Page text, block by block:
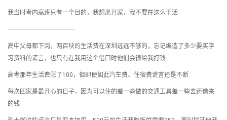
我当时考内高班只有一个目的，我想离开家，我不要在这么干活
——————————————–
高中父母都下岗，两百块的生活费在深圳远远不够的，忘记编造了多少要买学
习资料的谎言，也只有在我用这个借口时他们会很给我打钱
高考那年生活费涨了100，但即使如此汽车费、住宿费谎言还是不断
每次回家是最开心的日子，因为可以住的差一些做的交通工具差一些去还借来
的钱